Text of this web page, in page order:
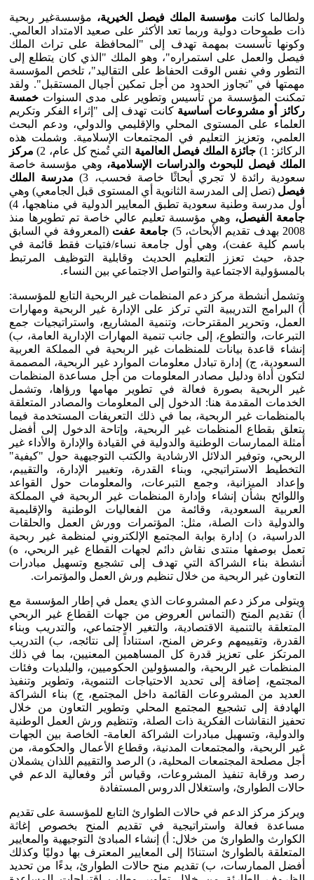
ولطالما كانت مؤسسة الملك فيصل الخيرية، مؤسسةغير ربحية
ذات طموحات دولية وربما تعد الأكثر على صعيد الامتداد العالمي.
وكونها تأسست بمهمة تهدف إلى "المحافظة على تراث الملك
فيصل والعمل على استمراره"، وهو الملك "الذي كان يتطلع إلى
التطور وفي نفس الوقت الحفاظ على التقاليد"، تلخص المؤسسة
مهمتها في "تجاوز الحدود من أجل تمكين أجيال المستقبل". ولقد
تمكنت المؤسسة من تأسيس وتطوير على مدى السنوات خمسة
ركائز أو مشروعات أساسيةكانت تهدف إلى "إثراء الفكر وتكريم
العلماء على المستوى المحلي والإقليمي والدولي، ودعم البحث
العلمي، وتعزيز التعليم في المجتمعات الإسلامية. وشملت هذه
الركائز: 1)
جائزة الملك فيصل العالمية التي تُمنح كل عام، 2)
مركز
الملك فيصل للبحوث والدراسات الإسلامية، وهي مؤسسة خاصة
سعودية رائدة لا تجري أبحاثًا خاصة فحسب، 3)
مدرسة الملك
فيصل(تصل إلى المدرسة الثانوية أي المستوى قبل الجامعي) وهي
أول مدرسة وطنية سعودية تطبق المعايير الدولية في مناهجها، 4)
جامعة الفيصل، وهي مؤسسة تعليم عالي خاصة تم تطويرها منذ
2008 بهدف تقديم الأبحاث، 5)
جامعة عفت (المعروفة في السابق
باسم كلية عفت)، وهي أول جامعة نساء/فتيات فقط قائمة في
جدة، حيث تعزز التعليم الحديث وقابلية التوظيف المرتبط
بالمسؤولية الاجتماعية والتواصل الاجتماعي بين النساء.
وتشمل أنشطة مركز دعم المنظمات غير الربحية التابع للمؤسسة:
أ) البرامج التدريبية التي تركز على الإدارة غير الربحية ومهارات
العمل، وتحرير المقترحات، وتنمية المشاريع، واستراتيجيات جمع
التبرعات، والتطوع، إلى جانب تنمية المهارات الإدارية العامة، ب)
إنشاء قاعدة بيانات للمنظمات غير الربحية في المملكة العربية
السعودية، ج) إدارة تبادل معلومات الموارد غير الربحية، المصممة
لتكون أداة ودليل مصادر المعلومات من أجل مساعدة المنظمات
غير الربحية بصورة فعالة في تطوير مهامها ورؤاها، وتشمل
الخدمات المقدمة هنا: الدخول إلى المعلومات والمصادر المتعلقة
بالمنظمات غير الربحية، بما في ذلك التعريفات المستخدمة فيما
يتعلق بقطاع المنظمات غير الربحية، وإتاحة الدخول إلى أفضل
أمثلة الممارسات الوطنية والدولية في القيادة والإدارة والأداء غير
الربحي، وتوفير الدلائل الارشادية والكتب التوجيهية حول "كيفية"
التخطيط الاستراتيجي، وبناء القدرة، وتغيير الإدارة، والتقييم،
وإعداد الميزانية، وجمع التبرعات، والمعلومات حول القواعد
واللوائح بشأن إنشاء وإدارة المنظمات غير الربحية في المملكة
العربية السعودية، وقائمة من الفعاليات الوطنية والإقليمية
والدولية ذات الصلة، مثل: المؤتمرات وورش العمل والحلقات
الدراسية، د) إدارة بوابة المجتمع الإلكتروني لمنظمة غير ربحية
تعمل بوصفها منتدى نقاش دائم لجهات القطاع غير الربحي، ه)
أنشطة بناء الشراكة التي تهدف إلى تشجيع وتسهيل مبادرات
التعاون غير الربحية من خلال تنظيم ورش العمل والمؤتمرات.
ويتولى مركز دعم المشروعات الذي يعمل في إطار المؤسسة مع
أ) تقديم المنح (التماس العروض من جهات القطاع غير الربحي
المتعلقة بالتنمية الاقتصادية، والتغير الاجتماعي، والتدريب وبناء
القدرة، وتقييمهم وعرض المنح، استناداً إلى نتائجه، ب) التدريب
المرتكز على تعزيز قدرة كل المساهمين المعنيين، بما في ذلك
المنظمات غير الربحية، والمسؤولين الحكوميين، والبلديات وفئات
المجتمع، إضافة إلى تحديد الاحتياجات التنموية، وتطوير وتنفيذ
العديد من المشروعات القائمة داخل المجتمع، ج) بناء الشراكة
الهادفة إلى تشجيع المجتمع المحلي وتطوير التعاون من خلال
تحفيز النقاشات الفكرية ذات الصلة، وتنظيم ورش العمل الوطنية
والدولية، وتسهيل مبادرات الشراكة العامة- الخاصة بين الجهات
غير الربحية، والمجتمعات المدنية، وقطاع الأعمال والحكومة، من
أجل مصلحة المجتمعات المحلية، د) الرصد والتقييم اللذان يشملان
رصد ورقابة تنفيذ المشروعات، وقياس أثر وفعالية الدعم في
حالات الطوارئ، واستغلال الدروس المستفادة
ويركز مركز الدعم في حالات الطوارئ التابع للمؤسسة على تقديم
مساعدة فعالة واستراتيجية في تقديم المنح بخصوص إغاثة
الكوارث والطوارئ من خلال: أ) إنشاء المبادئ التوجيهية والمعايير
المتعلقة بالطوارئ استنادًا إلى المعايير المعترف بها دوليًا وكذلك
أفضل الممارسات، ب) تقديم منح حالات الطوارئ، بدءًا من تحديد